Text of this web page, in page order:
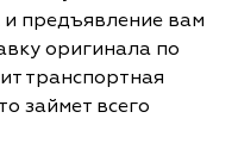
предъявление вам
оригинала по
транспортная
займет всего